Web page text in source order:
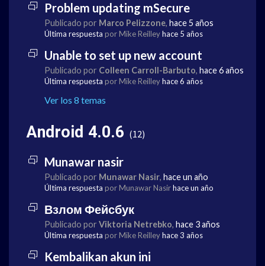
Problem updating mSecure
Publicado por Marco Pelizzone, hace 5 años
Última respuesta por Mike Reilleyhace 5 años
Unable to set up new account
Publicado por Colleen Carroll-Barbuto, hace 6 años
Última respuesta por Mike Reilleyhace 6 años
Ver los 8 temas
Android 4.0.6 12
Munawar nasir
Publicado por Munawar Nasir, hace un año
Última respuesta por Munawar Nasirhace un año
Взлом Фейсбук
Publicado por Viktoria Netrebko, hace 3 años
Última respuesta por Mike Reilleyhace 3 años
Kembalikan akun ini